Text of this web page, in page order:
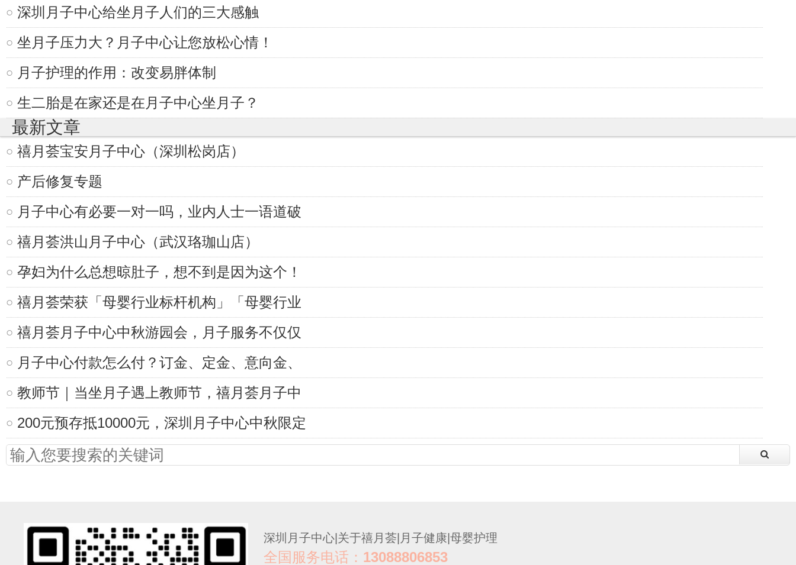
深圳月子中心给坐月子人们的三大感触
坐月子压力大？月子中心让您放松心情！
月子护理的作用：改变易胖体制
生二胎是在家还是在月子中心坐月子？
最新文章
禧月荟宝安月子中心（深圳松岗店）
产后修复专题
月子中心有必要一对一吗，业内人士一语道破
禧月荟洪山月子中心（武汉珞珈山店）
孕妇为什么总想晾肚子，想不到是因为这个！
禧月荟荣获「母婴行业标杆机构」「母婴行业
禧月荟月子中心中秋游园会，月子服务不仅仅
月子中心付款怎么付？订金、定金、意向金、
教师节｜当坐月子遇上教师节，禧月荟月子中
200元预存抵10000元，深圳月子中心中秋限定
深圳月子中心| 关于禧月荟| 月子健康 母婴护理
全国服务电话： 13088806853